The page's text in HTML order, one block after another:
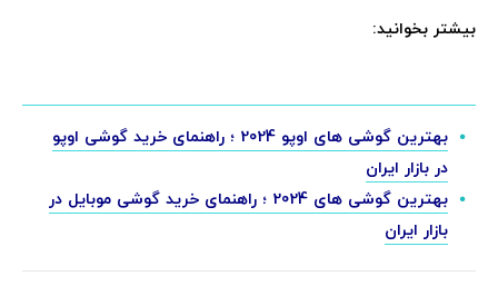
بیشتر بخوانید:
بهترین گوشی های اوپو 2024 ؛ راهنمای خرید گوشی اوپو
در بازار ایران
بهترین گوشی های 2024 ؛ راهنمای خرید گوشی موبایل در
بازار ایران